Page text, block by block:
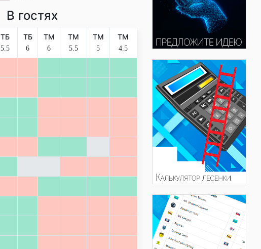
В гостях
ТБ
5.5
ТБ
6
ТМ
6
ТМ
5.5
ТМ
5
ТМ
4.5